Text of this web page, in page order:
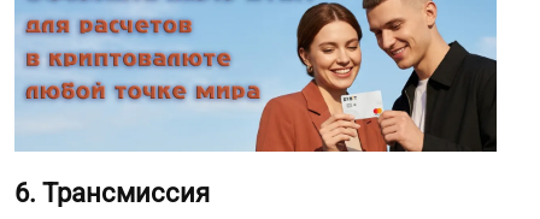
6. Трансмиссия